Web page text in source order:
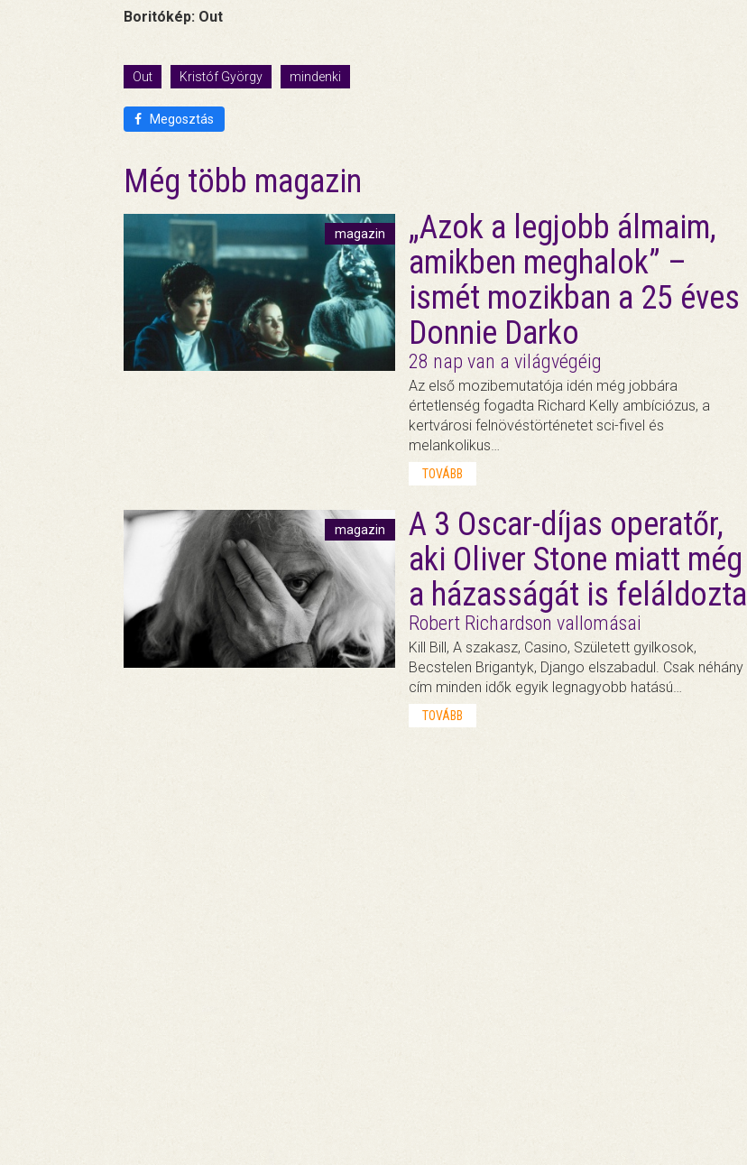
Boritókép: Out
Out Kristóf György mindenki
Megosztás
Még több magazin
magazin
„Azok a legjobb álmaim,
amikben meghalok” –
ismét mozikban a 25 éves
Donnie Darko
28 nap van a világvégéig
Az első mozibemutatója idén még jobbára
értetlenség fogadta Richard Kelly ambíciózus, a
kertvárosi felnövéstörténetet sci-fivel és
melankolikus…
TOVÁBB
magazin
A 3 Oscar-díjas operatőr,
aki Oliver Stone miatt még
a házasságát is feláldozta
Robert Richardson vallomásai
Kill Bill, A szakasz, Casino, Született gyilkosok,
Becstelen Brigantyk, Django elszabadul. Csak néhány
cím minden idők egyik legnagyobb hatású…
TOVÁBB